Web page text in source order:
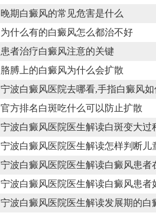
晚期白癜风的常见危害是什么
为什么有的白癜风怎么都治不好
患者治疗白癜风注意的关键
胳膊上的白癜风为什么会扩散
宁波白癜风医院去哪看,手指白癜风
官方排名白斑吃什么可以防止扩散
宁波白癜风医院医生解读白斑变大过
宁波白癜风医院医生解读怎样判断儿
宁波白癜风医院医生解读白癜风患
宁波白癜风医院医生解读白癜风患者
宁波白癜风医院医生解读发展期的白